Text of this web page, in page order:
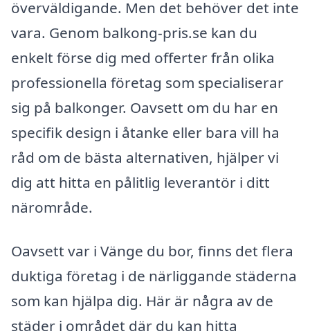
överväldigande. Men det behöver det inte
vara. Genom balkong-pris.se kan du
enkelt förse dig med offerter från olika
professionella företag som specialiserar
sig på balkonger. Oavsett om du har en
specifik design i åtanke eller bara vill ha
råd om de bästa alternativen, hjälper vi
dig att hitta en pålitlig leverantör i ditt
närområde.
Oavsett var i Vänge du bor, finns det flera
duktiga företag i de närliggande städerna
som kan hjälpa dig. Här är några av de
städer i området där du kan hitta